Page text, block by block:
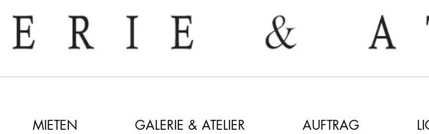
MIETEN GALERIE & ATELIER AUFTRAG